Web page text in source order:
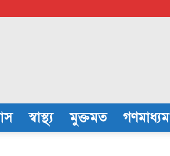
স্বাস্থ্য মুক্তমত গণমাধ্যম